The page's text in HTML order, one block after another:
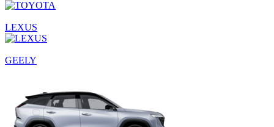
LEXUS
GEELY